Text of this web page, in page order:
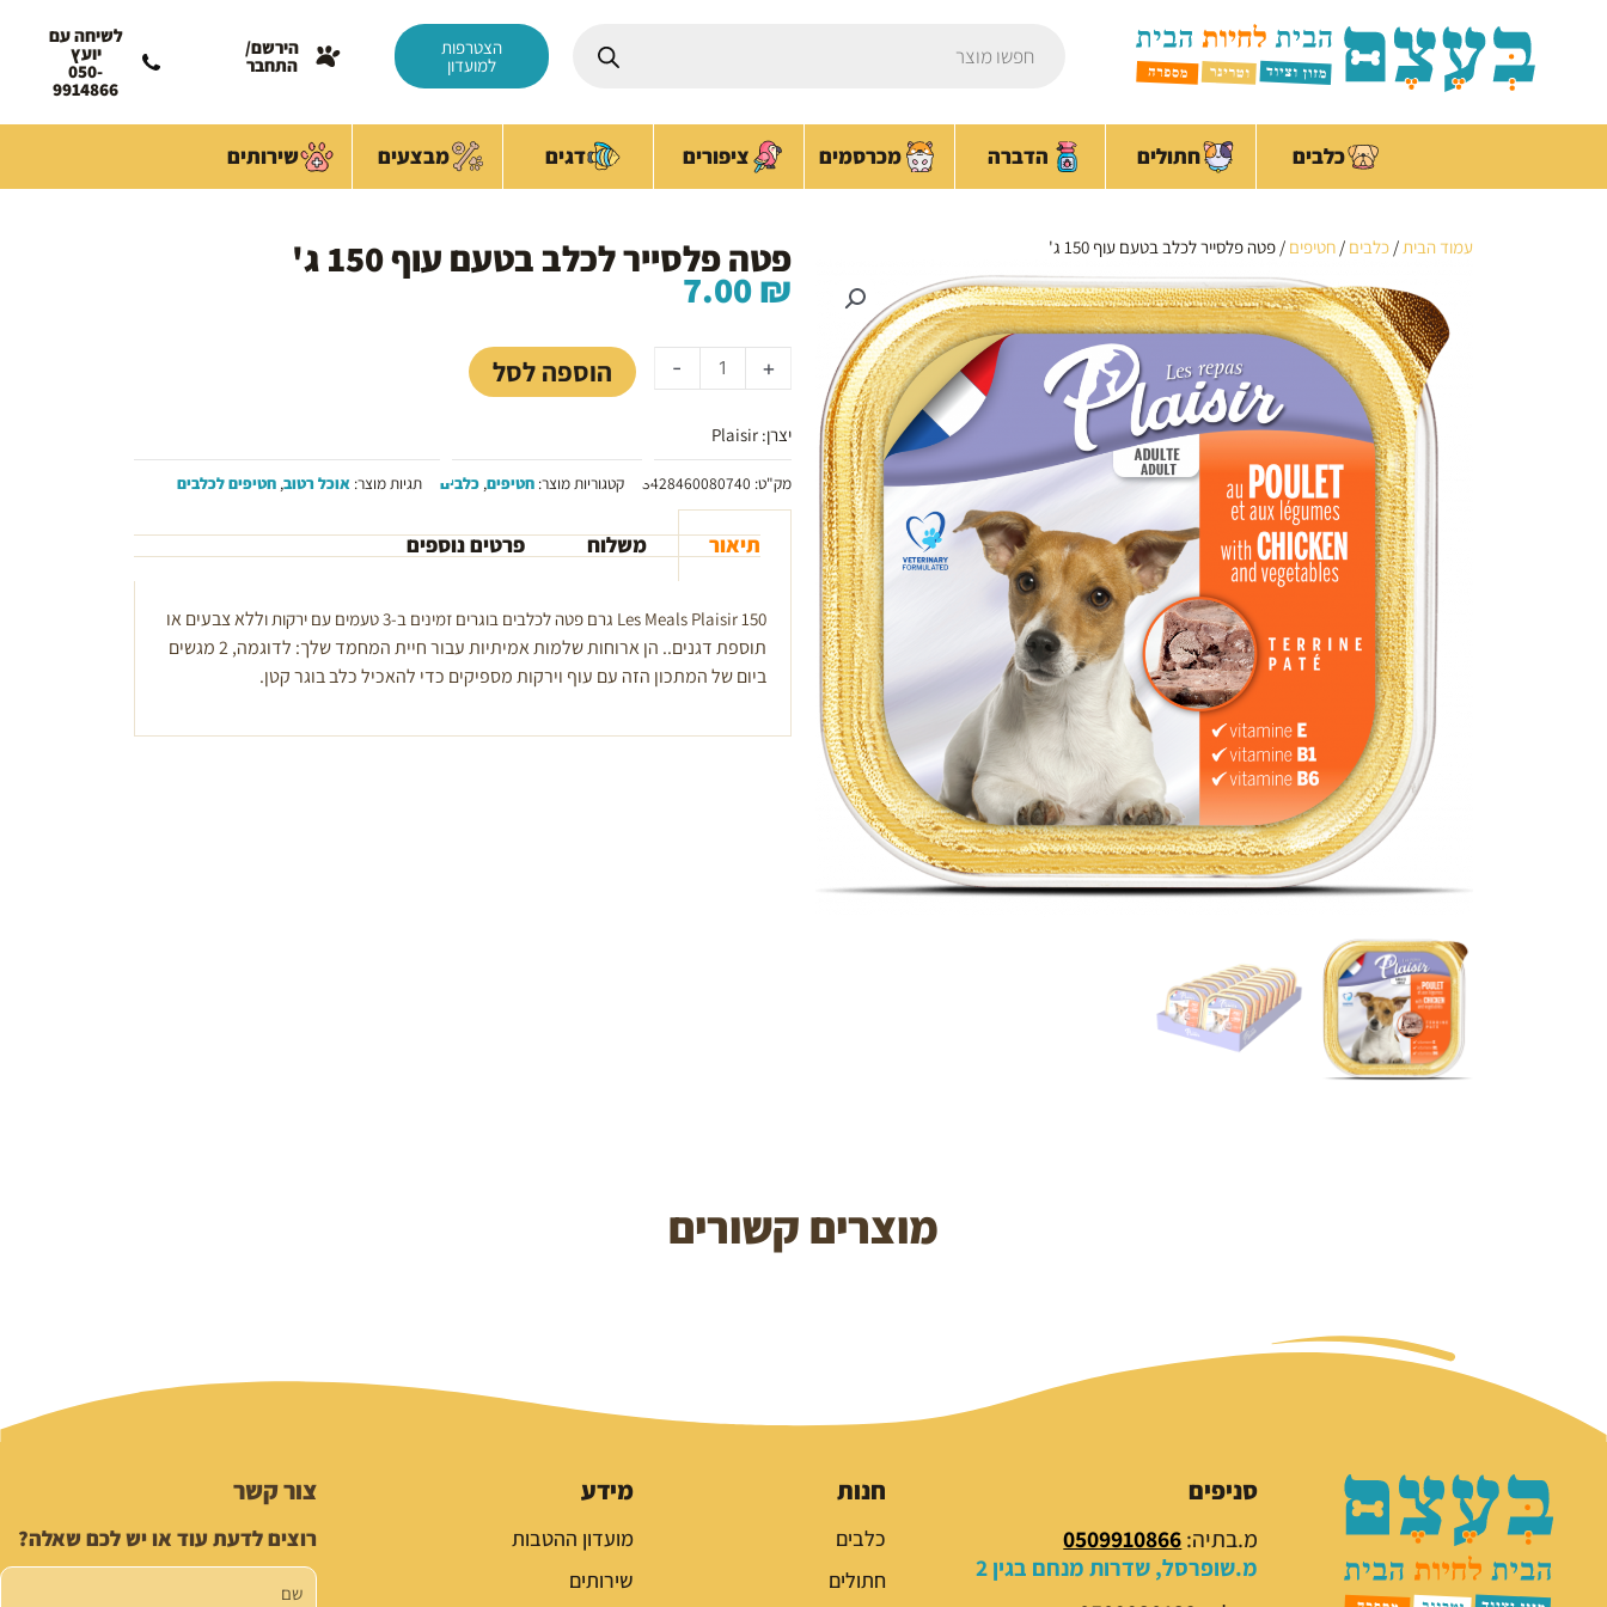
הצטרפות
למועדון
הירשם/
התחבר
לשיחה עם
יועץ
050-
9914866
כלבים חתולים הדברה מכרסמים ציפורים דגים מבצעים שירותים
עמוד הבית/ כלבים / חטיפים / פטה פלסייר לכלב בטעם עוף 150 ג' פטה פלסייר לכלב בטעם עוף 150 ג'
7.00₪
-
של
בטעם
עוף
ג'
+ הוספה לסל
יצרן: Plaisir
מק"ט: 3428460080740 קטגוריות מוצר: חטיפים, כלבים תגיות מוצר: אוכל רטוב, חטיפים לכלבים
תיאור משלוח פרטים נוספים
Les Meals Plaisir 150 גרם פטה לכלבים בוגרים זמינים ב-3 טעמים עם ירקות ו
ללא צבעים או
תוספת דגנים.
. הן ארוחות שלמות אמיתיות עבור חיית המחמד שלך: לדוגמה, 2 מגשים
ביום של המתכון הזה עם עוף וירקות מספיקים כדי להאכיל כלב בוגר קטן.
מוצרים קשורים
סניפים
מ.בתיה:0509910866
מ.שופרסל, שדרות מנחם בגין 2
חנות
כלבים
חתולים
מידע
מועדון ההטבות
שירותים
צור קשר
רוצים לדעת עוד או יש לכם שאלה?
שם